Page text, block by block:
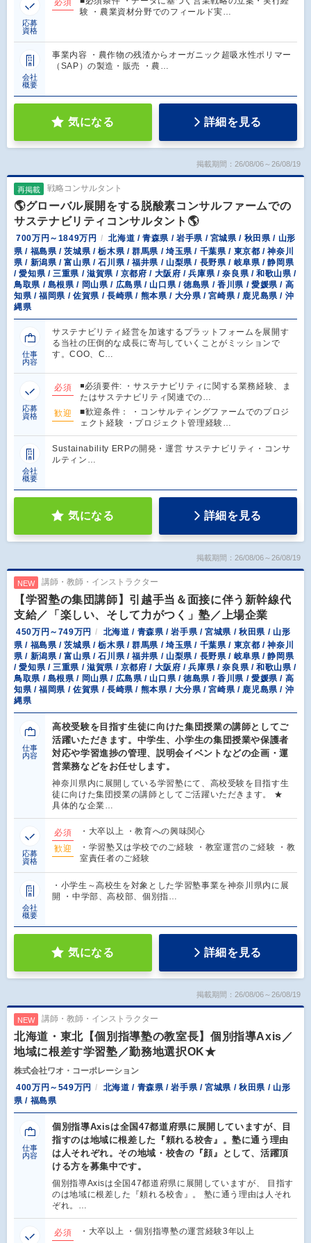
応募
資格
必須
験 ・農業資材分野でのフィールド実…
会社
概要
事業内容 ・農作物の残渣からオーガニック超吸水性ポリマー
（SAP）の製造・販売 ・農…
気になる 詳細を見る
掲載期間：26/08/06～26/08/19
再掲載 戦略コンサルタント
🌎グローバル展開をする脱酸素コンサルファームでの
サステナビリティコンサルタント🌎
700万円～1849万円
北海道 / 青森県 / 岩手県 / 宮城県 / 秋田県 / 山形
県 / 福島県 / 茨城県 / 栃木県 / 群馬県 / 埼玉県 / 千葉県 / 東京都 / 神奈川
県 / 新潟県 / 富山県 / 石川県 / 福井県 / 山梨県 / 長野県 / 岐阜県 / 静岡県
/ 愛知県 / 三重県 / 滋賀県 / 京都府 / 大阪府 / 兵庫県 / 奈良県 / 和歌山県 /
鳥取県 / 島根県 / 岡山県 / 広島県 / 山口県 / 徳島県 / 香川県 / 愛媛県 / 高
知県 / 福岡県 / 佐賀県 / 長崎県 / 熊本県 / 大分県 / 宮崎県 / 鹿児島県 / 沖
縄県
仕事
内容
サステナビリティ経営を加速するプラットフォームを展開す
る当社の圧倒的な成長に寄与していくことがミッションで
す。COO、C…
応募
資格
必須
◾️必須要件: ・サステナビリティに関する業務経験、ま
たはサステナビリティ関連での…
歓迎
■歓迎条件： ・コンサルティングファームでのプロジ
ェクト経験 ・プロジェクト管理経験…
会社
概要
Sustainability ERPの開発・運営 サステナビリティ・コンサ
ルティン…
気になる 詳細を見る
掲載期間：26/08/06～26/08/19
NEW 講師・教師・インストラクター
【学習塾の集団講師】引越手当＆面接に伴う新幹線代
支給／「楽しい、そして力がつく」塾／上場企業
450万円～749万円
北海道 / 青森県 / 岩手県 / 宮城県 / 秋田県 / 山形
県 / 福島県 / 茨城県 / 栃木県 / 群馬県 / 埼玉県 / 千葉県 / 東京都 / 神奈川
県 / 新潟県 / 富山県 / 石川県 / 福井県 / 山梨県 / 長野県 / 岐阜県 / 静岡県
/ 愛知県 / 三重県 / 滋賀県 / 京都府 / 大阪府 / 兵庫県 / 奈良県 / 和歌山県 /
鳥取県 / 島根県 / 岡山県 / 広島県 / 山口県 / 徳島県 / 香川県 / 愛媛県 / 高
知県 / 福岡県 / 佐賀県 / 長崎県 / 熊本県 / 大分県 / 宮崎県 / 鹿児島県 / 沖
縄県
仕事
内容
高校受験を目指す生徒に向けた集団授業の講師としてご
活躍いただきます。中学生、小学生の集団授業や保護者
対応や学習進捗の管理、説明会イベントなどの企画・運
営業務などをお任せします。
神奈川県内に展開している学習塾にて、高校受験を目指す生
徒に向けた集団授業の講師としてご活躍いただきます。 ★
具体的な企業…
応募
資格
必須
・大卒以上 ・教育への興味関心
歓迎
・学習塾又は学校でのご経験 ・教室運営のご経験 ・教
室責任者のご経験
会社
概要
・小学生～高校生を対象とした学習塾事業を神奈川県内に展
開 ・中学部、高校部、個別指…
気になる 詳細を見る
掲載期間：26/08/06～26/08/19
NEW 講師・教師・インストラクター
北海道・東北【個別指導塾の教室長】個別指導Axis／
地域に根差す学習塾／勤務地選択OK★
株式会社ワオ・コーポレーション
400万円～549万円
北海道 / 青森県 / 岩手県 / 宮城県 / 秋田県 / 山形
県 / 福島県
仕事
内容
個別指導Axisは全国47都道府県に展開していますが、目
指すのは地域に根差した『頼れる校舎』。塾に通う理由
は人それぞれ。その地域・校舎の『顔』として、活躍頂
ける方を募集中です。
個別指導Axisは全国47都道府県に展開していますが、 目指す
のは地域に根差した『頼れる校舎』。 塾に通う理由は人それ
ぞれ。…
必須 ・大卒以上 ・個別指導塾の運営経験3年以上